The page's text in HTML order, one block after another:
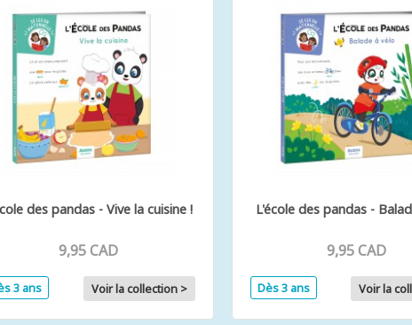
des pandas - Vive la cuisine !
9,95 CAD
3 ans Voir la collection >
L'école des pandas -
9,95 CAD
Dès 3 ans Voir la